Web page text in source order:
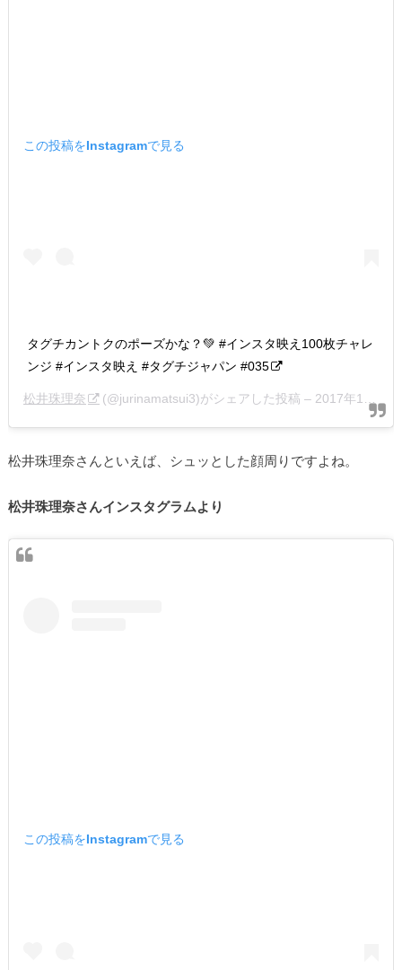
この投稿をInstagramで見る
タグチカントクのポーズかな？💚 #インスタ映え100枚チャレ
ンジ #インスタ映え #タグチジャパン #035
松井珠理奈 (@jurinamatsui3)がシェアした投稿 – 2017年11月月19日午後7時11分PST
松井珠理奈さんといえば、シュッとした顔周りですよね。
松井珠理奈さんインスタグラムより
この投稿をInstagramで見る